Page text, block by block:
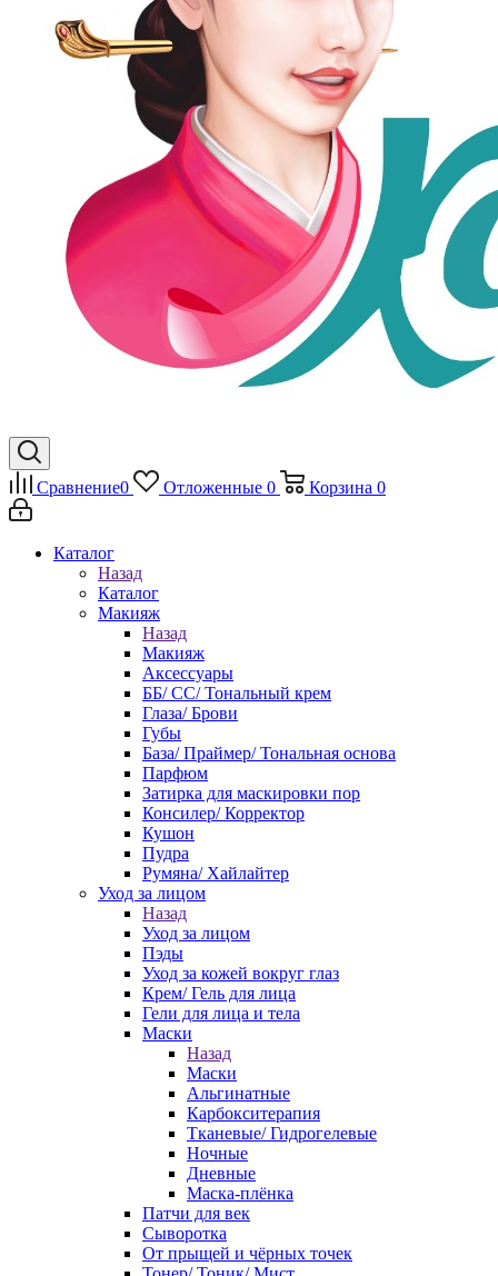
Сравнение0 Отложенные 0 Корзина 0
Каталог
Назад
Каталог
Макияж
Назад
Макияж
Аксессуары
ББ/ СС/ Тональный крем
Глаза/ Брови
Губы
База/ Праймер/ Тональная основа
Парфюм
Затирка для маскировки пор
Консилер/ Корректор
Кушон
Пудра
Румяна/ Хайлайтер
Уход за лицом
Назад
Уход за лицом
Пэды
Уход за кожей вокруг глаз
Крем/ Гель для лица
Гели для лица и тела
Маски
Назад
Маски
Альгинатные
Карбокситерапия
Тканевые/ Гидрогелевые
Ночные
Дневные
Маска-плёнка
Патчи для век
Сыворотка
От прыщей и чёрных точек